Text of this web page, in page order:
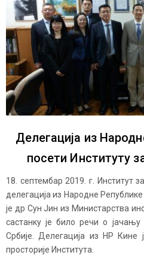
Делегација из
посети Институту
18. септембар 2019. г. Институт
делегација из Народне
је др Сун Јин из Министарства
састанку је било речи о
Србије. Делегација из НР Кине
просторије Института.